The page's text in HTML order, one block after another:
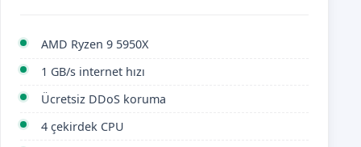
AMD Ryzen 9 5950X
1 GB/s internet hızı
Ücretsiz DDoS koruma
4 çekirdek CPU